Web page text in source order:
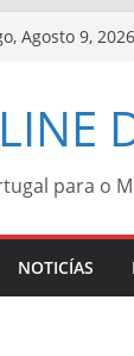
Agosto 9, 2026
para o
NOTICÍAS